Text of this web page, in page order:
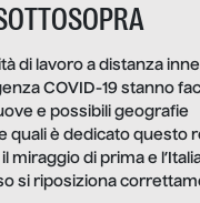
di lavoro a distanza
COVID-19 stanno
e possibili geografie
quali è dedicato questo
miraggio di prima e
si riposiziona